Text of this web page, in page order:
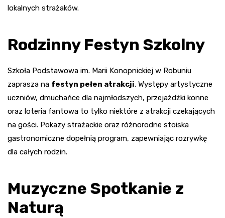
lokalnych strażaków.
Rodzinny Festyn Szkolny
Szkoła Podstawowa im. Marii Konopnickiej w Robuniu
zaprasza na festyn pełen atrakcji. Występy artystyczne
uczniów, dmuchańce dla najmłodszych, przejażdżki konne
oraz loteria fantowa to tylko niektóre z atrakcji czekających
na gości. Pokazy strażackie oraz różnorodne stoiska
gastronomiczne dopełnią program, zapewniając rozrywkę
dla całych rodzin.
Muzyczne Spotkanie z
Naturą